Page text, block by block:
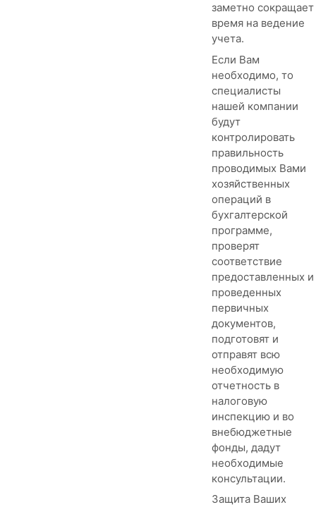
заметно сокращает
время на ведение
учета.
Если Вам
необходимо, то
специалисты
нашей компании
будут
контролировать
правильность
проводимых Вами
хозяйственных
операций в
бухгалтерской
программе,
проверят
соответствие
предоставленных и
проведенных
первичных
документов,
подготовят и
отправят всю
необходимую
отчетность в
налоговую
инспекцию и во
внебюджетные
фонды, дадут
необходимые
консультации.
Защита Ваших